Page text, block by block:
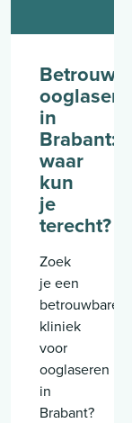
in
Brabant:
waar
kun
je
terecht?
Zoek
je een
betrouwbare
kliniek
voor
ooglaseren
in
Brabant?